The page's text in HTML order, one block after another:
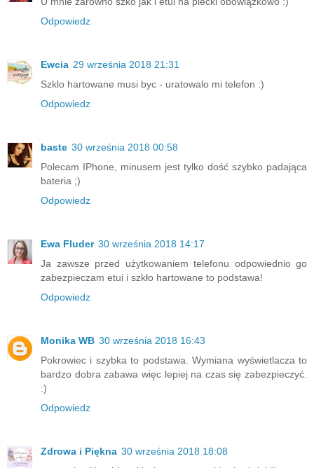
Odpowiedz
Ewcia 29 września 2018 21:31
Szklo hartowane musi byc - uratowalo mi telefon :)
Odpowiedz
baste 30 września 2018 00:58
Polecam IPhone, minusem jest tylko dość szybko padająca
bateria ;)
Odpowiedz
Ewa Fluder 30 września 2018 14:17
Ja zawsze przed użytkowaniem telefonu odpowiednio go
zabezpieczam etui i szkło hartowane to podstawa!
Odpowiedz
Monika WB 30 września 2018 16:43
Pokrowiec i szybka to podstawa. Wymiana wyświetlacza to
bardzo dobra zabawa więc lepiej na czas się zabezpieczyć.
:)
Odpowiedz
Zdrowa i Piękna 30 września 2018 18:08